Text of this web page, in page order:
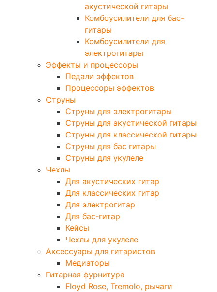
акустической гитары
Комбоусилители для бас-
гитары
Комбоусилители для
электрогитары
Эффекты и процессоры
Педали эффектов
Процессоры эффектов
Струны
Струны для электрогитары
Струны для акустической гитары
Струны для классической гитары
Струны для бас гитары
Струны для укулеле
Чехлы
Для акустических гитар
Для классических гитар
Для электрогитар
Для бас-гитар
Кейсы
Чехлы для укулеле
Аксессуары для гитаристов
Медиаторы
Гитарная фурнитура
Floyd Rose, Tremolo, рычаги